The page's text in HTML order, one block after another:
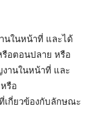
นในหน้าที่ และได้
อตอนปลาย หรือ
านในหน้าที่ และ
รือ
เกี่ยวข้องกับลักษณะ